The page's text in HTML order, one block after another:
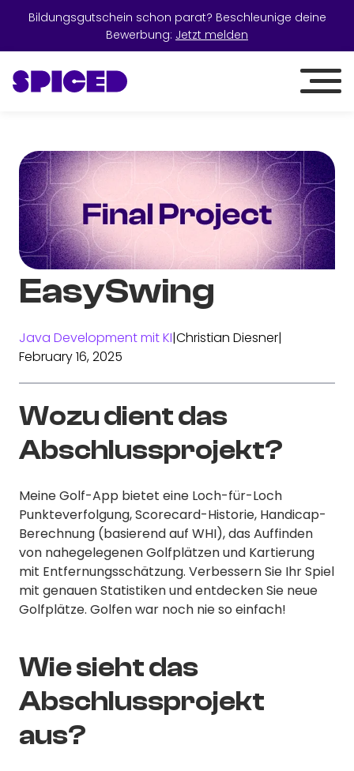
Bildungsgutschein schon parat? Beschleunige deine
Bewerbung: Jetzt melden
EasySwing
Java Development mit KI|Christian Diesner|
February 16, 2025
Wozu dient das
Abschlussprojekt?
Meine Golf-App bietet eine Loch-für-Loch
Punkteverfolgung, Scorecard-Historie, Handicap-
Berechnung (basierend auf WHI), das Auffinden
von nahegelegenen Golfplätzen und Kartierung
mit Entfernungsschätzung. Verbessern Sie Ihr Spiel
mit genauen Statistiken und entdecken Sie neue
Golfplätze. Golfen war noch nie so einfach!
Wie sieht das
Abschlussprojekt
aus?